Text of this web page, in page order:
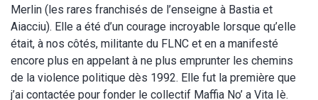
Merlin (les rares franchisés de l’enseigne à Bastia et
Aiacciu). Elle a été d’un courage incroyable lorsque qu’elle
était, à nos côtés, militante du FLNC et en a manifesté
encore plus en appelant à ne plus emprunter les chemins
de la violence politique dès 1992. Elle fut la première que
j’ai contactée pour fonder le collectif Maffia No’ a Vita Iè.